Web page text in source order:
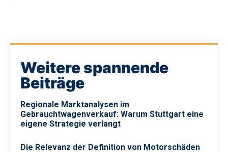
Weitere spannende
Beiträge
Regionale Marktanalysen im
Gebrauchtwagenverkauf: Warum Stuttgart eine
eigene Strategie verlangt
Die Relevanz der Definition von Motorschäden